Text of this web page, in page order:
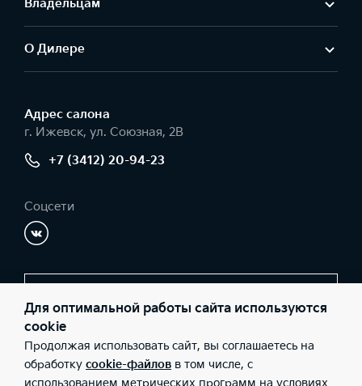
Владельцам
О Дилере
Адрес салонa
г. Ижевск, ул. Союзная, 2В
+7 (3412) 20-94-23
Соцсети
© 2026 Юридические лица ООО «АСПЭК-Драйв» (Фактический
адрес: г. Ижевск, ул. Союзная, 2В; Телефон: +7 (3412) 20-94-23;
Для оптимальной работы сайта используются
cookie
Продолжая использовать сайт, вы соглашаетесь на
обработку cookie-файлов в том числе, с
использованием метрических программ на условиях